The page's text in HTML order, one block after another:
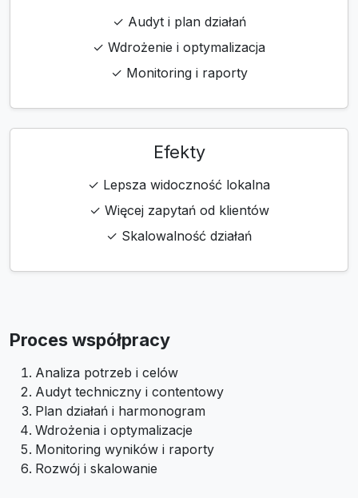
✓ Audyt i plan działań
✓ Wdrożenie i optymalizacja
✓ Monitoring i raporty
Efekty
✓ Lepsza widoczność lokalna
✓ Więcej zapytań od klientów
✓ Skalowalność działań
Proces współpracy
Analiza potrzeb i celów
Audyt techniczny i contentowy
Plan działań i harmonogram
Wdrożenia i optymalizacje
Monitoring wyników i raporty
Rozwój i skalowanie